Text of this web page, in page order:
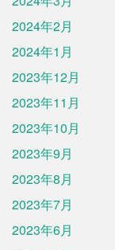
2024年2月
2024年1月
2023年12月
2023年11月
2023年10月
2023年9月
2023年8月
2023年7月
2023年6月